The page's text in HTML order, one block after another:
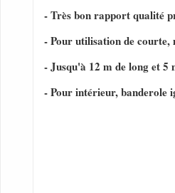
- Très bon rapport qualité
- Pour utilisation de courte,
- Jusqu'à 12 m de long et 5
- Pour intérieur, banderole